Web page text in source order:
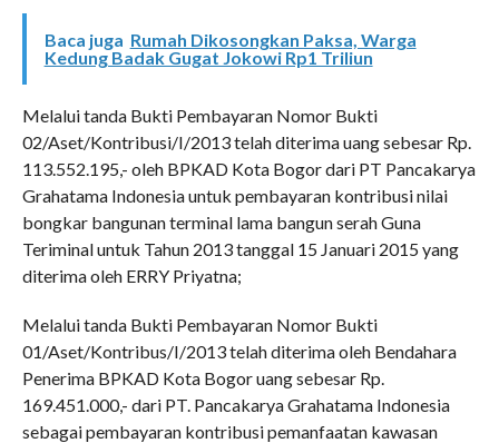
Baca juga Rumah Dikosongkan Paksa, Warga
Kedung Badak Gugat Jokowi Rp1 Triliun
Melalui tanda Bukti Pembayaran Nomor Bukti
02/Aset/Kontribusi/I/2013 telah diterima uang sebesar Rp.
113.552.195,- oleh BPKAD Kota Bogor dari PT Pancakarya
Grahatama Indonesia untuk pembayaran kontribusi nilai
bongkar bangunan terminal lama bangun serah Guna
Teriminal untuk Tahun 2013 tanggal 15 Januari 2015 yang
diterima oleh ERRY Priyatna;
Melalui tanda Bukti Pembayaran Nomor Bukti
01/Aset/Kontribus/I/2013 telah diterima oleh Bendahara
Penerima BPKAD Kota Bogor uang sebesar Rp.
169.451.000,- dari PT. Pancakarya Grahatama Indonesia
sebagai pembayaran kontribusi pemanfaatan kawasan